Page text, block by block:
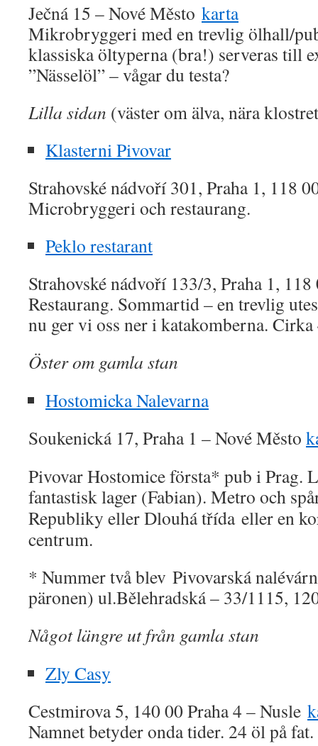
Ječná 15 – Nové Město karta
Mikrobryggeri med en trevlig ölhall/
klassiska öltyperna (bra!) serveras till
”Nässelöl” – vågar du testa?
Lilla sidan (väster om älva, nära
Klasterni Pivovar
Strahovské nádvoří 301, Praha 1, 118
Microbryggeri och restaurang.
Peklo restarant
Strahovské nádvoří 133/3, Praha 1,
Restaurang. Sommartid – en trevlig
nu ger vi oss ner i katakomberna.
Öster om gamla stan
Hostomicka Nalevarna
Soukenická 17, Praha 1 – Nové Město
Pivovar Hostomice första* pub iPrag.
fantastisk lager (Fabian). Metro och
Republiky ellerDlouhá třída eller en
centrum.
* Nummer två blev Pivovarská
päronen) ul.Bělehradská – 33/1115,
Något längre ut från gamla stan
Zly Casy
Cestmirova 5, 140 00 Praha 4 – Nusle
Namnet betyder onda tider. 24 öl på